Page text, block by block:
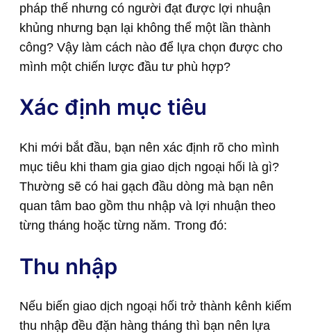
pháp thế nhưng có người đạt được lợi nhuận
khủng nhưng bạn lại không thể một lần thành
công? Vậy làm cách nào để lựa chọn được cho
mình một chiến lược đầu tư phù hợp?
Xác định mục tiêu
Khi mới bắt đầu, bạn nên xác định rõ cho mình
mục tiêu khi tham gia giao dịch ngoại hối là gì?
Thường sẽ có hai gạch đầu dòng mà bạn nên
quan tâm bao gồm thu nhập và lợi nhuận theo
từng tháng hoặc từng năm. Trong đó:
Thu nhập
Nếu biến giao dịch ngoại hối trở thành kênh kiếm
thu nhập đều đặn hàng tháng thì bạn nên lựa